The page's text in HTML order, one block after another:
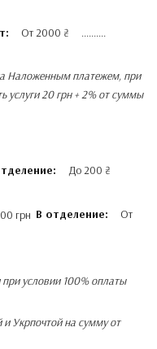
От 2000 ₴ ..........
Наложенным платежем, при
услуги 20 грн + 2% от суммы
До 200 ₴
В отделение: От
условии 100% оплаты
Укрпочтой на сумму от